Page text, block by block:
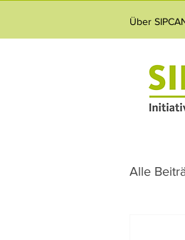
Über
Alle